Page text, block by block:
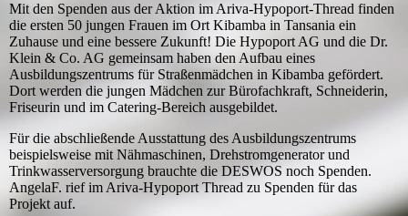
Mit den Spenden aus der Aktion im Ariva-Hypoport-Thread finden
die ersten 50 jungen Frauen im Ort Kibamba in Tansania ein
Zuhause und eine bessere Zukunft! Die Hypoport AG und die Dr.
Klein & Co. AG gemeinsam haben den Aufbau eines
Ausbildungszentrums für Straßenmädchen in Kibamba gefördert.
Dort werden die jungen Mädchen zur Bürofachkraft, Schneiderin,
Friseurin und im Catering-Bereich ausgebildet.
Für die abschließende Ausstattung des Ausbildungszentrums
beispielsweise mit Nähmaschinen, Drehstromgenerator und
Trinkwasserversorgung brauchte die DESWOS noch Spenden.
AngelaF. rief im Ariva-Hypoport Thread zu Spenden für das
Projekt auf.